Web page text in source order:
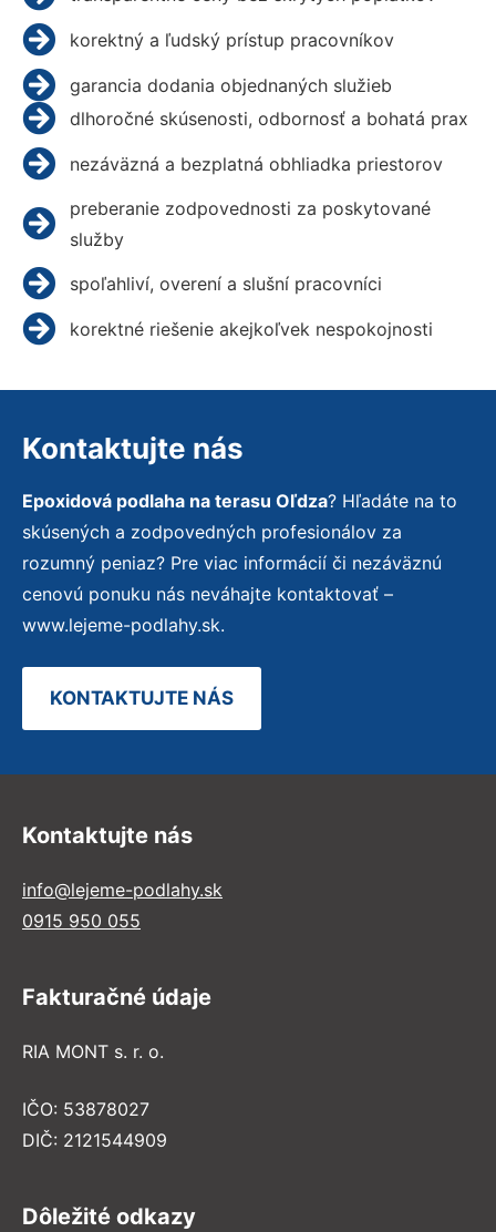
korektný a ľudský prístup pracovníkov
garancia dodania objednaných služieb
dlhoročné skúsenosti, odbornosť a bohatá prax
nezáväzná a bezplatná obhliadka priestorov
preberanie zodpovednosti za poskytované
služby
spoľahliví, overení a slušní pracovníci
korektné riešenie akejkoľvek nespokojnosti
Kontaktujte nás
Epoxidová podlaha na terasu Oľdza? Hľadáte na to
skúsených a zodpovedných profesionálov za
rozumný peniaz? Pre viac informácií či nezáväznú
cenovú ponuku nás neváhajte kontaktovať –
www.lejeme-podlahy.sk.
KONTAKTUJTE NÁS
Kontaktujte nás
info@lejeme-podlahy.sk
0915 950 055
Fakturačné údaje
RIA MONT s. r. o.
IČO: 53878027
DIČ: 2121544909
Dôležité odkazy